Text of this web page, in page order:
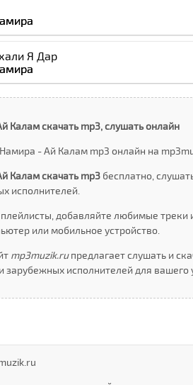
Я Дар
Калам скачать mp3, слушать онлайн
- Ай Калам mp3 онлайн на
Калам скачать mp3бесплатно,
исполнителей.
добавляйте любимые
или мобильное устройство.
mp3muzik.ruпредлагает слушать и
зарубежных исполнителей для вашего